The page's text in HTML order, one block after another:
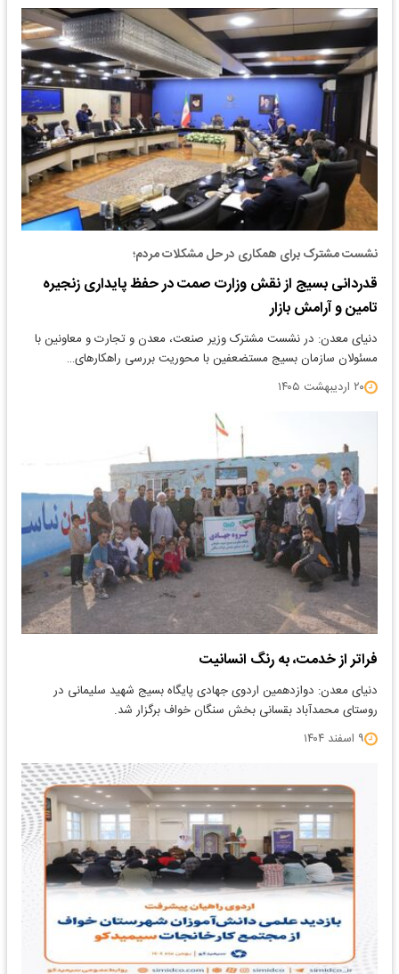
نشست مشترک برای همکاری در حل مشکلات مردم؛
قدردانی بسیج از نقش وزارت صمت در حفظ پایداری زنجیره
تامین و آرامش بازار
دنیای معدن: در نشست مشترک وزیر صنعت، معدن و تجارت و معاونین با
مسئولان سازمان بسیج مستضعفین با محوریت بررسی راهکارهای…
۲۰ اردیبهشت ۱۴۰۵
فراتر از خدمت، به رنگ انسانیت
دنیای معدن: دوازدهمین اردوی جهادی پایگاه بسیج شهید سلیمانی در
روستای محمدآباد بقسانی بخش سنگان خواف برگزار شد.
۹ اسفند ۱۴۰۴